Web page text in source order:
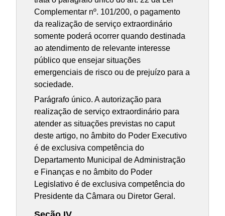
Complementar nº. 101/200, o pagamento
da realização de serviço extraordinário
somente poderá ocorrer quando destinada
ao atendimento de relevante interesse
público que ensejar situações
emergenciais de risco ou de prejuízo para a
sociedade.
Parágrafo único. A autorização para
realização de serviço extraordinário para
atender as situações previstas no caput
deste artigo, no âmbito do Poder Executivo
é de exclusiva competência do
Departamento Municipal de Administração
e Finanças e no âmbito do Poder
Legislativo é de exclusiva competência do
Presidente da Câmara ou Diretor Geral.